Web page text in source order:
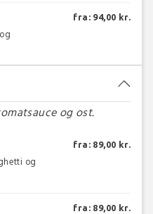
fra: 94,00 kr.
og ost.
og
fra: 89,00 kr.
fra: 89,00 kr.